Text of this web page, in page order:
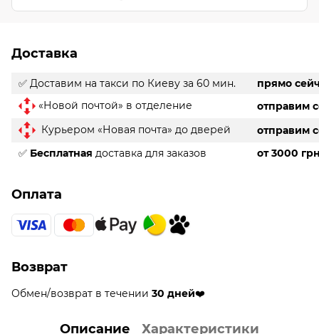
Доставка
✅ Доставим на такси по Киеву за 60 мин.
прямо
«Новой почтой» в отделение
отправим
Курьером «Новая почта» до дверей
отправим
✅ Бесплатная доставка для заказов от 3000
Оплата
Возврат
Обмен/возврат в течении 30 дней❤️
Описание Характеристики